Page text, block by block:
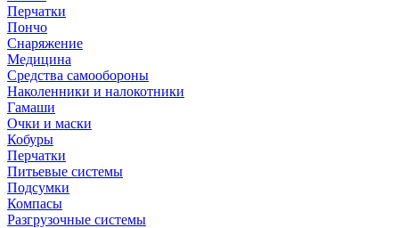
Перчатки
Пончо
Снаряжение
Медицина
Средства самообороны
Наколенники и налокотники
Гамаши
Очки и маски
Кобуры
Перчатки
Питьевые системы
Подсумки
Компасы
Разгрузочные системы